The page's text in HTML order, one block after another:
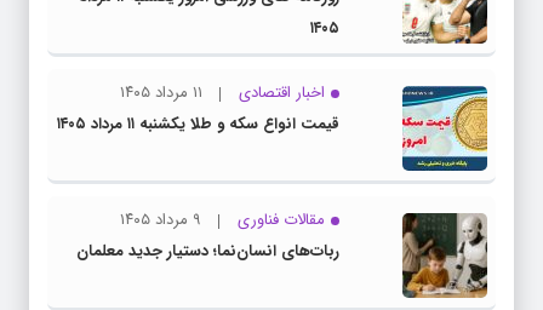
۱۴۰۵
اخبار اقتصادی
۱۱ مرداد ۱۴۰۵
قیمت انواع سکه و طلا یکشنبه ۱۱ مرداد ۱۴۰۵
مقالات فناوری
۹ مرداد ۱۴۰۵
ربات‌های انسان‌نما؛ دستیار جدید معلمان